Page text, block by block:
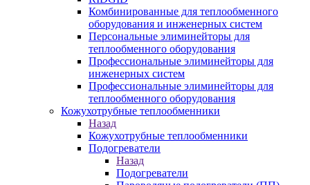
Комбинированные для теплообменного
оборудования и инженерных систем
Персональные элиминейторы для
теплообменного оборудования
Профессиональные элиминейторы для
инженерных систем
Профессиональные элиминейторы для
теплообменного оборудования
Кожухотрубные теплообменники
Назад
Кожухотрубные теплообменники
Подогреватели
Назад
Подогреватели